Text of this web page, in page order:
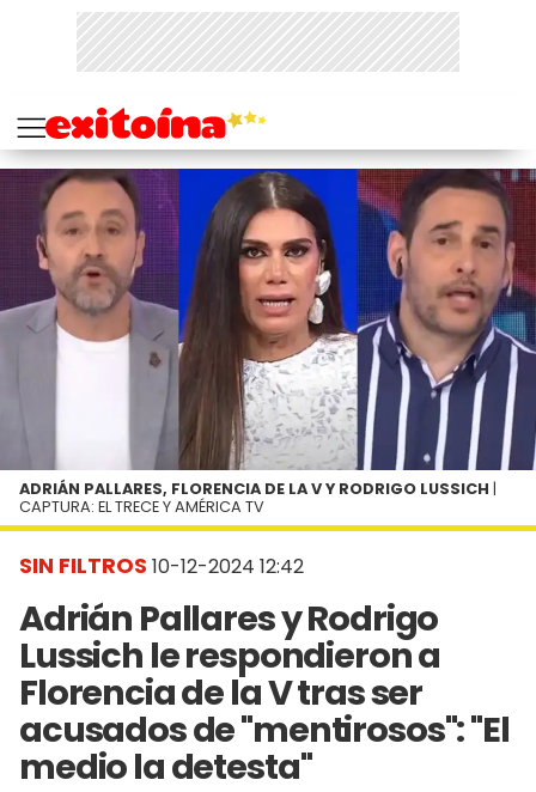
SIN FILTROS 10-12-2024 12:42
Adrián Pallares y Rodrigo
Lussich le respondieron a
Florencia de la V tras ser
acusados de "mentirosos": "El
medio la detesta"
ADRIÁN PALLARES, FLORENCIA DE LA V Y RODRIGO LUSSICH |
CAPTURA: EL TRECE Y AMÉRICA TV